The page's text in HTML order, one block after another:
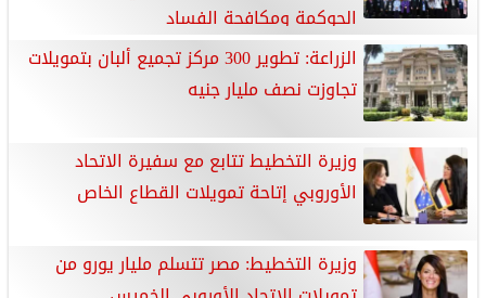
الحوكمة ومكافحة الفساد
الزراعة: تطوير 300 مركز تجميع ألبان بتمويلات
تجاوزت نصف مليار جنيه
وزيرة التخطيط تتابع مع سفيرة الاتحاد
الأوروبي إتاحة تمويلات القطاع الخاص
وزيرة التخطيط: مصر تتسلم مليار يورو من